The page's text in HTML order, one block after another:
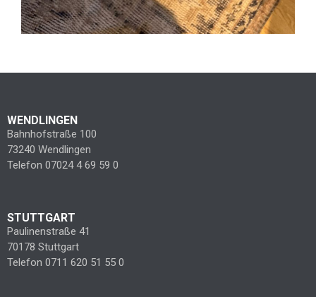
WENDLINGEN
Bahnhofstraße 100
73240 Wendlingen
Telefon 07024 4 69 59 0
STUTTGART
Paulinenstraße 41
70178 Stuttgart
Telefon 0711 620 51 55 0